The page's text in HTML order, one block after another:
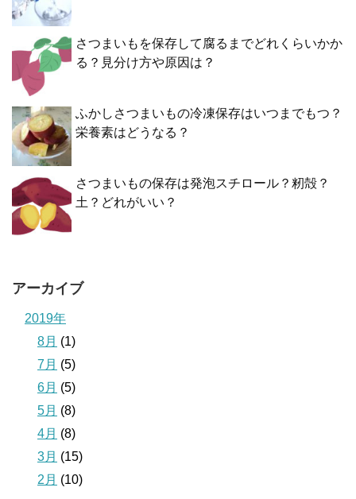
さつまいもを保存して腐るまでどれくらいかか
る？見分け方や原因は？
ふかしさつまいもの冷凍保存はいつまでもつ？
栄養素はどうなる？
さつまいもの保存は発泡スチロール？籾殻？
土？どれがいい？
アーカイブ
2019年
8月 (1)
7月 (5)
6月 (5)
5月 (8)
4月 (8)
3月 (15)
2月 (10)